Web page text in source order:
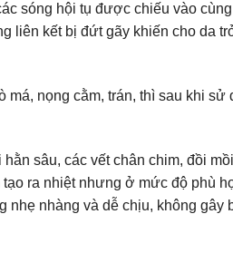
sóng hội tụ được chiếu vào
liên kết bị đứt gãy khiến cho da
nọng cằm, trán, thì sau khi sử
sâu, các vết chân chim, đồi
ra nhiệt nhưng ở mức độ phù
nhẹ nhàng và dễ chịu, không gây